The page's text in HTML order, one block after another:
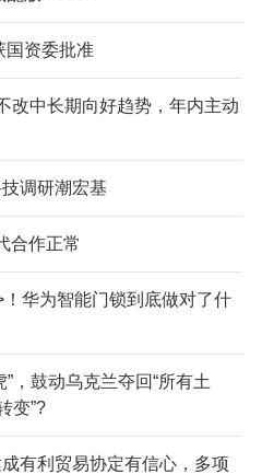
国资委批准
改中长期向好趋势，年内主动
调研潮宏基
合作正常
华为智能门锁到底做对了什
，鼓动乌克兰夺回“所有土
变”?
有利贸易协定有信心，多项